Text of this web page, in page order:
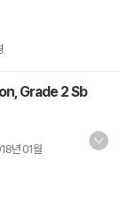
Grade 2 Sb
년 01월